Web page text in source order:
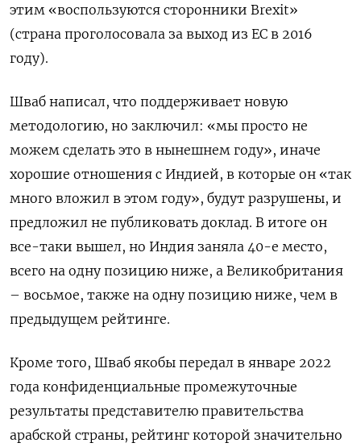
этим «воспользуются сторонники Brexit»
(страна проголосовала за выход из ЕС в 2016
году).
Шваб написал, что поддерживает новую
методологию, но заключил: «мы просто не
можем сделать это в нынешнем году», иначе
хорошие отношения с Индией, в которые он «так
много вложил в этом году», будут разрушены, и
предложил не публиковать доклад. В итоге он
все-таки вышел, но Индия заняла 40-е место,
всего на одну позицию ниже, а Великобритания
– восьмое, также на одну позицию ниже, чем в
предыдущем рейтинге.
Кроме того, Шваб якобы передал в январе 2022
года конфиденциальные промежуточные
результаты представителю правительства
арабской страны, рейтинг которой значительно